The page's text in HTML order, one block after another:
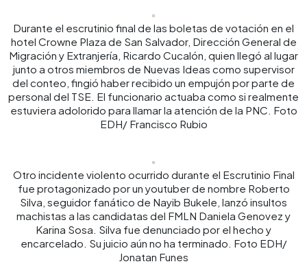
Durante el escrutinio final de las boletas de votación en el
hotel Crowne Plaza de San Salvador, Dirección General de
Migración y Extranjería, Ricardo Cucalón, quien llegó al lugar
junto a otros miembros de Nuevas Ideas como supervisor
del conteo, fingió haber recibido un empujón por parte de
personal del TSE. El funcionario actuaba como si realmente
estuviera adolorido para llamar la atención de la PNC. Foto
EDH/ Francisco Rubio
Otro incidente violento ocurrido durante el Escrutinio Final
fue protagonizado por un youtuber de nombre Roberto
Silva, seguidor fanático de Nayib Bukele, lanzó insultos
machistas a las candidatas del FMLN Daniela Genovez y
Karina Sosa. Silva fue denunciado por el hecho y
encarcelado. Su juicio aún no ha terminado. Foto EDH/
Jonatan Funes